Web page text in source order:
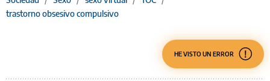
trastorno obsesivo compulsivo
HE VISTO UN ERROR